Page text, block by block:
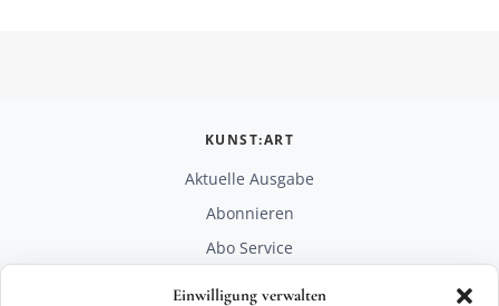
Einwilligung verwalten
KUNST:ART
Aktuelle Ausgabe
Abonnieren
Abo Service